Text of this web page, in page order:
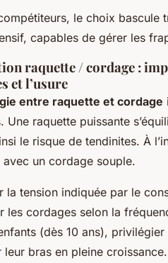
le choix bascule
capables de gérer les
raquette / cordage :
et l’usure
entre raquette et cordage
Une raquette puissante
le risque de tendinites. À
avec un cordage souple.
la tension indiquée par le
les cordages selon la
(dès 10 ans),
leur bras en pleine croissance.